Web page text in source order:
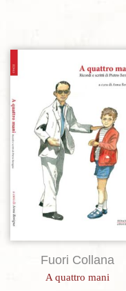
Aggiungi alla lista dei desideri
Fuori Collana
A quattro mani